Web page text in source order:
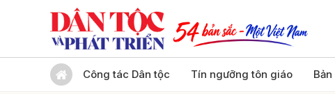
Công tác Dân tộc Tín ngưỡng tôn giáoGửi